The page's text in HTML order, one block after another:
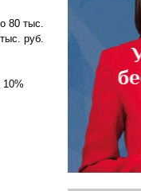
80 тыс.
руб.
10%